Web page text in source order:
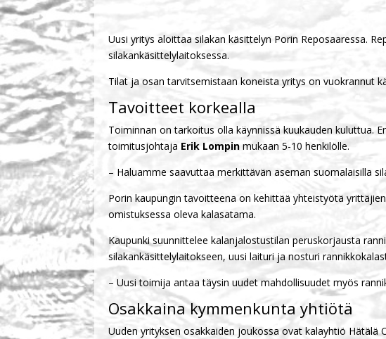
Uusi yritys aloittaa silakan käsittelyn Porin Reposaaressa.
silakankäsittelylaitoksessa.
Tilat ja osan tarvitsemistaan koneista yritys on vuokrannut
Tavoitteet korkealla
Toiminnan on tarkoitus olla käynnissä kuukauden kuluttua.
toimitusjohtaja Erik Lompin mukaan 5-10 henkilölle.
– Haluamme saavuttaa merkittävän aseman suomalaisilla
Porin kaupungin tavoitteena on kehittää yhteistyötä
omistuksessa oleva kalasatama.
Kaupunki suunnittelee kalanjalostustilan peruskorjausta
silakankäsittelylaitokseen, uusi laituri ja nosturi
– Uusi toimija antaa täysin uudet mahdollisuudet myös
Osakkaina kymmenkunta yhtiötä
Uuden yrityksen osakkaiden joukossa ovat kalayhtiö Hätälä